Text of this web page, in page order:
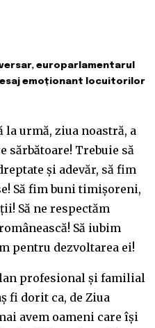
europarlamentarul
emoționant locuitorilor
la urmă, ziua noastră, a
sărbătoare! Trebuie să
și adevăr, să fim
Să fim buni timișoreni,
Să ne respectăm
Să iubim
pentru dezvoltarea ei!
profesional și familial
fi dorit ca, de Ziua
avem oameni care își